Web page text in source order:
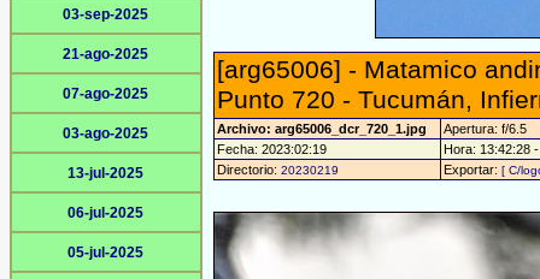
03-sep-2025
21-ago-2025
07-ago-2025
03-ago-2025
13-jul-2025
06-jul-2025
05-jul-2025
[arg65006] - Matamico
Punto 720 - Tucumán,
Archivo: arg65006_dcr_720_1.jpg
Apertura: f/6.5
Fecha: 2023:02:19
Hora: 13:42:28
Directorio: 20230219 Exportar: [ C/